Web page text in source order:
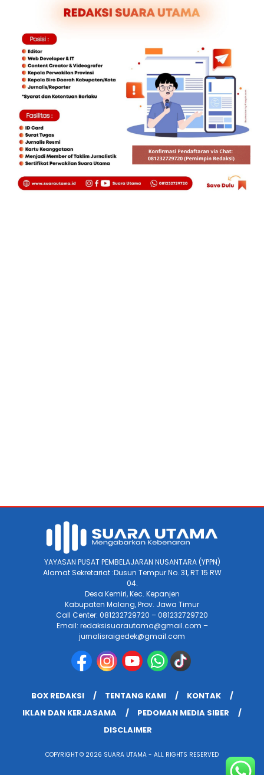
YAYASAN PUSAT PEMBELAJARAN NUSANTARA (YPPN)
Alamat Sekretariat :Dusun Tempur No. 31, RT 15 RW
04.
Desa Kemiri, Kec. Kepanjen
Kabupaten Malang, Prov. Jawa Timur
Call Center: 081232729720 – 081232729720
Email: redaksisuarautama@gmail.com –
jurnalisraigedek@gmail.com
BOX REDAKSI TENTANG KAMI
KONTAK
IKLAN DAN KERJASAMA
PEDOMAN MEDIA SIBER
DISCLAIMER
COPYRIGHT © 2026 SUARA UTAMA - ALL RIGHTS RESERVED